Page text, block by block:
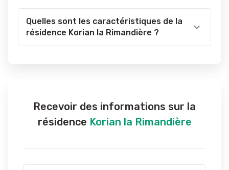
Quelles sont les caractéristiques de la
résidence Korian la Rimandière ?
Recevoir des informations sur la
résidence Korian la Rimandière